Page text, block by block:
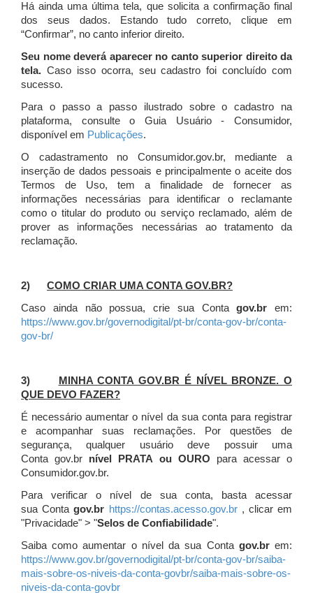
Há ainda uma última tela, que solicita a confirmação final
dos seus dados. Estando tudo correto, clique em
“Confirmar”, no canto inferior direito.
Seu nome deverá aparecer no canto superior direito da
tela. Caso isso ocorra, seu cadastro foi concluído com
sucesso.
Para o passo a passo ilustrado sobre o cadastro na
plataforma, consulte o Guia Usuário - Consumidor,
disponível em Publicações.
O cadastramento no Consumidor.gov.br, mediante a
inserção de dados pessoais e principalmente o aceite dos
Termos de Uso, tem a finalidade de fornecer as
informações necessárias para identificar o reclamante
como o titular do produto ou serviço reclamado, além de
prover as informações necessárias ao tratamento da
reclamação.
2) COMO CRIAR UMA CONTA GOV.BR?
Caso ainda não possua, crie sua Contagov.br em:
https://www.gov.br/governodigital/pt-br/conta-gov-br/conta-
gov-br/
3)
MINHA CONTA GOV.BR É NÍVEL BRONZE. O
QUE DEVO FAZER?
É necessário aumentar o nível da sua conta para registrar
e acompanhar suas reclamações. Por questões de
segurança, qualquer usuário deve possuir uma
Conta gov.br nível PRATA ou OURO para acessar o
Consumidor.gov.br.
Para verificar o nível de sua conta, basta acessar
sua Contagov.br https://contas.acesso.gov.br, clicar em
"Privacidade" > "Selos de Confiabilidade".
Saiba como aumentar o nível da sua Conta gov.brem:
https://www.gov.br/governodigital/pt-br/conta-gov-br/saiba-
mais-sobre-os-niveis-da-conta-govbr/saiba-mais-sobre-os-
niveis-da-conta-govbr